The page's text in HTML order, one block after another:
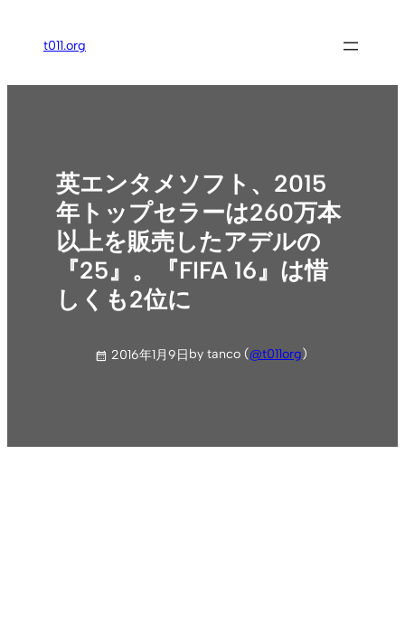
ス
t011.org
英エンタメソフト、2015
年トップセラーは260万本
以上を販売したアデルの
『25』。『FIFA 16』は惜
しくも2位に
2016年1月9日by tanco (@t011org)